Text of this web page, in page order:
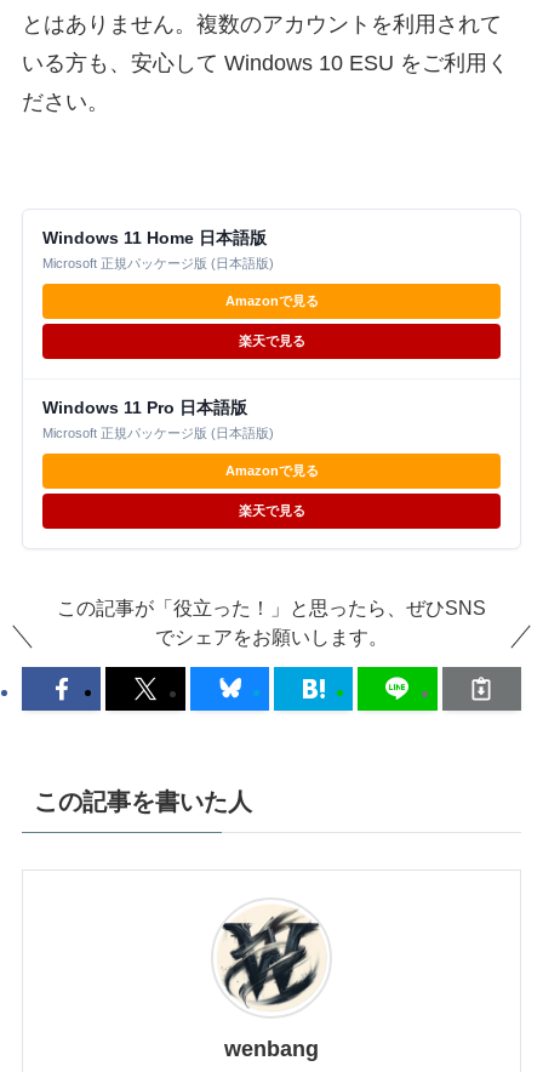
とはありません。複数のアカウントを利用されて
いる方も、安心して Windows 10 ESU をご利用く
ださい。
Windows 11 Home 日本語版
Microsoft 正規パッケージ版 (日本語版)
Amazonで見る
楽天で見る
Windows 11 Pro 日本語版
Microsoft 正規パッケージ版 (日本語版)
Amazonで見る
楽天で見る
この記事が「役立った！」と思ったら、ぜひSNS
でシェアをお願いします。
この記事を書いた人
wenbang